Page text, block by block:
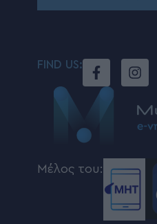
FIND US:
Μέλος του: